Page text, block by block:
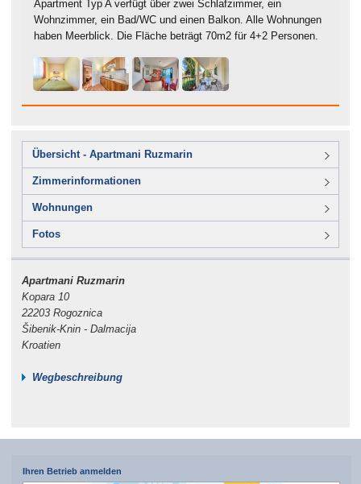
Apartment Typ A verfügt über zwei Schlafzimmer, ein
Wohnzimmer, ein Bad/WC und einen Balkon. Alle Wohnungen
haben Meerblick. Die Fläche beträgt 70m2 für 4+2 Personen.
Übersicht - Apartmani Ruzmarin
Zimmerinformationen
Wohnungen
Fotos
Apartmani Ruzmarin
Kopara 10
22203 Rogoznica
Šibenik-Knin - Dalmacija
Kroatien
Wegbeschreibung
Ihren Betrieb anmelden